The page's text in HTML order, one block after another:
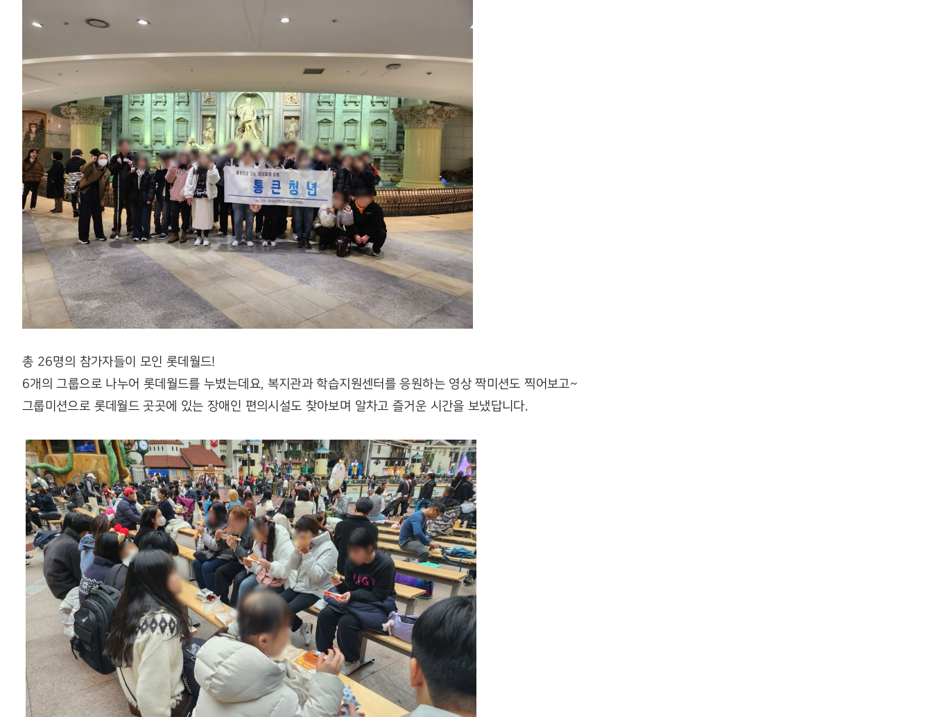
총 26명의 참가자들이 모인 롯데월드!
6개의 그룹으로 나누어 롯데월드를 누볐는데요, 복지관과 학습지원센터를 응원하는 영상 짝미션도 찍어보고~
그룹미션으로 롯데월드 곳곳에 있는 장애인 편의시설도 찾아보며 알차고 즐거운 시간을 보냈답니다.